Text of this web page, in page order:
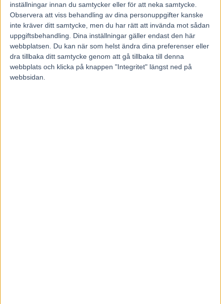
inställningar innan du samtycker eller för att neka samtycke.
Observera att viss behandling av dina personuppgifter kanske
inte kräver ditt samtycke, men du har rätt att invända mot sådan
uppgiftsbehandling. Dina inställningar gäller endast den här
webbplatsen. Du kan när som helst ändra dina preferenser eller
dra tillbaka ditt samtycke genom att gå tillbaka till denna
webbplats och klicka på knappen "Integritet" längst ned på
webbsidan.
RELATERADE ARTIKLAR
Åke Svanstedt sjätte svensk i
Hall of Fame i USA
7 augusti, 2026